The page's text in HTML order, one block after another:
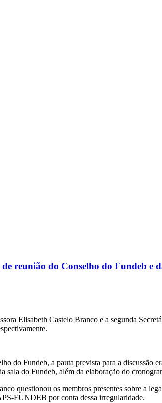
reunião do Conselho do Fundeb e
Elisabeth Castelo Branco e a segunda
do Fundeb, a pauta prevista para a discussão
do Fundeb, além da elaboração do
questionou os membros presentes sobre a
FUNDEB por conta dessa irregularidade.